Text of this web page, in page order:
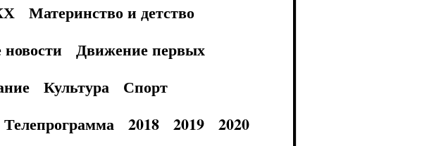
Материнство и детство
новости
Движение первых
Культура
Спорт
Телепрограмма 2018 2019
2020